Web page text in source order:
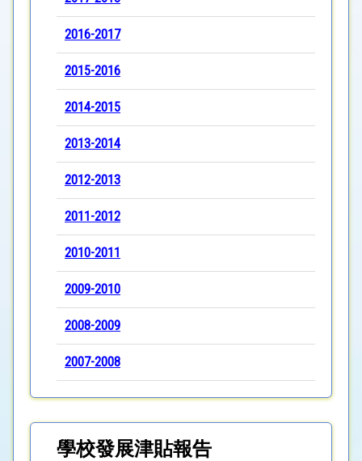
2016-2017
2015-2016
2014-2015
2013-2014
2012-2013
2011-2012
2010-2011
2009-2010
2008-2009
2007-2008
學校發展津貼報告